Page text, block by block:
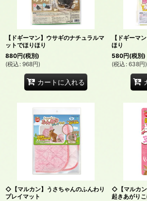
【ドギーマン】ウサギのナチュラルマ
ットでほりほり
880円(税別)
(税込 : 968円)
カートに入れる
【ドギーマ
ほり
580円(税別)
(税込 : 638円)
◇【マルカン】うさちゃんのふんわり
プレイマット
◇【マルカン
起きあがり